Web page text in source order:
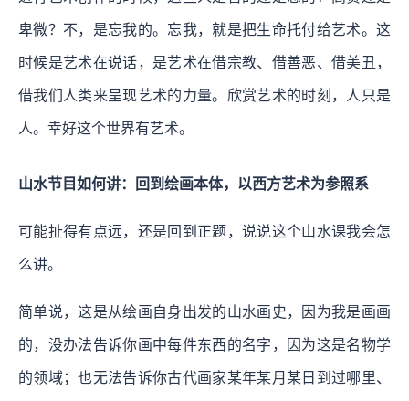
卑微？不，是忘我的。忘我，就是把生命托付给艺术。这
时候是艺术在说话，是艺术在借宗教、借善恶、借美丑，
借我们人类来呈现艺术的力量。欣赏艺术的时刻，人只是
人。幸好这个世界有艺术。
山水节目如何讲：回到绘画本体，以西方艺术为参照系
可能扯得有点远，还是回到正题，说说这个山水课我会怎
么讲。
简单说，这是从绘画自身出发的山水画史，因为我是画画
的，没办法告诉你画中每件东西的名字，因为这是名物学
的领域；也无法告诉你古代画家某年某月某日到过哪里、